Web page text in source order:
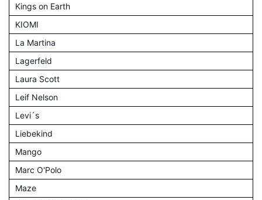
Kings on Earth
KIOMI
La Martina
Lagerfeld
Laura Scott
Leif Nelson
Levi´s
Liebekind
Mango
Marc O'Polo
Maze